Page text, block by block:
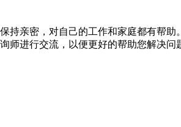
亲密，对自己的工作和家庭都有帮助
师进行交流，以便更好的帮助您解决问